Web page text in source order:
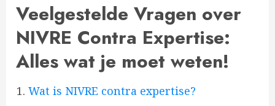
Veelgestelde Vragen over
NIVRE Contra Expertise:
Alles wat je moet weten!
Wat is NIVRE contra expertise?